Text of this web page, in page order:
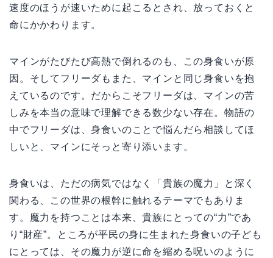
速度のほうが速いために起こるとされ、放っておくと
命にかかわります。
マインがたびたび高熱で倒れるのも、この身食いが原
因。そしてフリーダもまた、マインと同じ身食いを抱
えているのです。だからこそフリーダは、マインの苦
しみを本当の意味で理解できる数少ない存在。物語の
中でフリーダは、身食いのことで悩んだら相談してほ
しいと、マインにそっと寄り添います。
身食いは、ただの病気ではなく「貴族の魔力」と深く
関わる、この世界の根幹に触れるテーマでもありま
す。魔力を持つことは本来、貴族にとっての“力”であ
り“財産”。ところが平民の身に生まれた身食いの子ども
にとっては、その魔力が逆に命を縮める呪いのように